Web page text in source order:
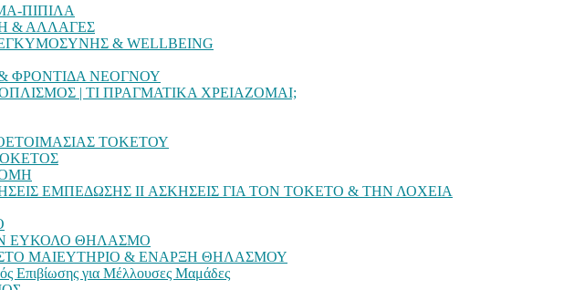
ΠΙΠΙΛΑ
& ΑΛΛΑΓΕΣ
& WELLBEING
ΦΡΟΝΤΙΔΑ ΝΕΟΓΝΟΥ
| ΤΙ ΠΡΑΓΜΑΤΙΚΑ ΧΡΕΙΑΖΟΜΑΙ;
ΤΟΚΕΤΟΥ
ΕΜΠΕΔΩΣΗΣ II ΑΣΚΗΣΕΙΣ ΓΙΑ ΤΟΝ ΤΟΚΕΤΟ & ΤΗΝ ΛΟΧΕΙΑ
ΕΥΚΟΛΟ ΘΗΛΑΣΜΟ
ΜΑΙΕΥΤΗΡΙΟ & ΕΝΑΡΞΗ ΘΗΛΑΣΜΟΥ
Επιβίωσης για Μέλλουσες Μαμάδες